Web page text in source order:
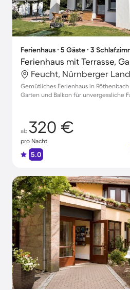
Ferienhaus ∙ 5 Gäste ∙ 3
Feucht, Nürnberger
Gemütliches Ferienhaus in
Garten und Balkon für unvergessliche
ab 320 €
pro Nacht
5.0